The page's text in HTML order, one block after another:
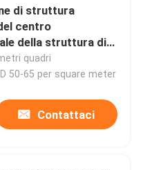
di struttura
centro
della struttura di
Q355B/due
quadri
50-65 per square meter
Contattaci